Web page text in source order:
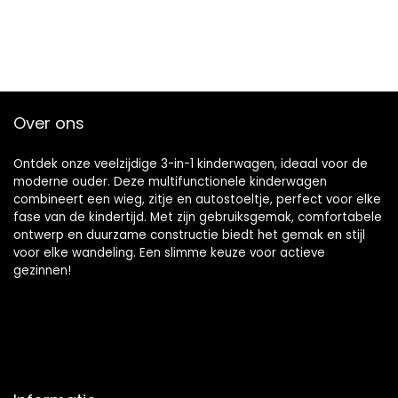
Over ons
Ontdek onze veelzijdige 3-in-1 kinderwagen, ideaal voor de
moderne ouder. Deze multifunctionele kinderwagen
combineert een wieg, zitje en autostoeltje, perfect voor elke
fase van de kindertijd. Met zijn gebruiksgemak, comfortabele
ontwerp en duurzame constructie biedt het gemak en stijl
voor elke wandeling. Een slimme keuze voor actieve
gezinnen!